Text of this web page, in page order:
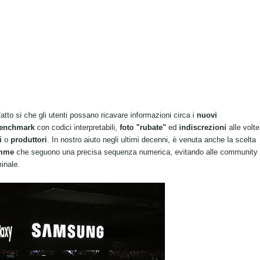
si che gli utenti possano ricavare informazioni circa i nuovi
con codici interpretabili, foto "rubate" ed indiscrezioni alle volte
o produttori. In nostro aiuto negli ultimi decenni, è venuta anche la scelta
che seguono una precisa sequenza numerica, evitando alle community